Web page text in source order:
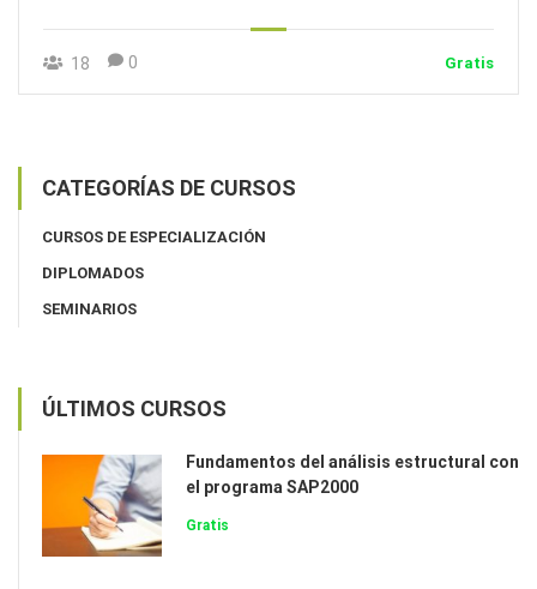
18 0 Gratis
CATEGORÍAS DE CURSOS
CURSOS DE ESPECIALIZACIÓN
DIPLOMADOS
SEMINARIOS
ÚLTIMOS CURSOS
Fundamentos del análisis estructural con
el programa SAP2000
Gratis